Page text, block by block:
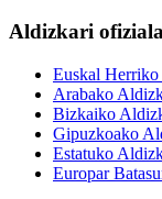
Aldizkari
Euskal
Arabako
Bizkaiko
Gipuzkoako
Estatuko
Europar